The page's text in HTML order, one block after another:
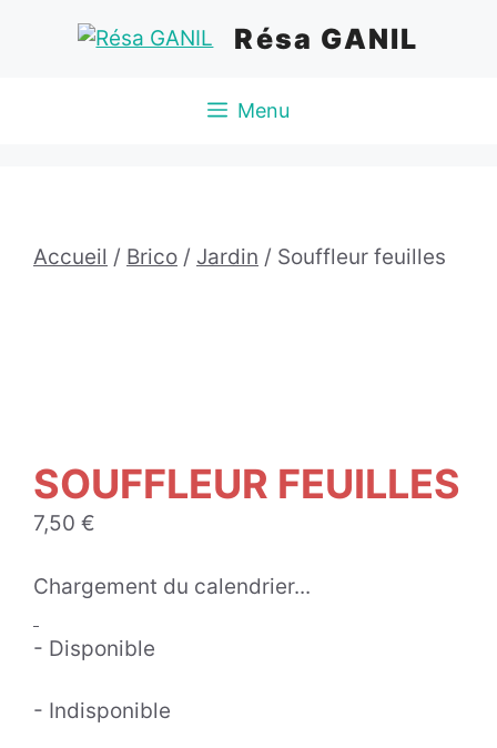
Résa GANIL
Menu
Accueil / Brico / Jardin / Souffleur feuilles
SOUFFLEUR FEUILLES
7,50 €
Chargement du calendrier...
- Disponible
- Indisponible